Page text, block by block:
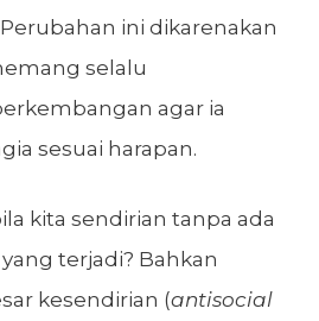
ini dikarenakan
selalu
agar ia
sesuai harapan.
kita sendirian tanpa ada
terjadi? Bahkan
kesendirian (antisocial